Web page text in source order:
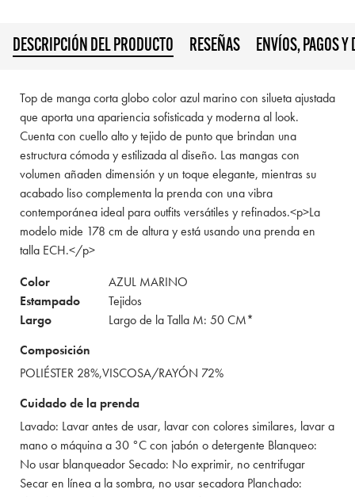
DESCRIPCIÓN DEL PRODUCTO RESEÑAS ENVÍOS, PAGOS Y
Top de manga corta globo color azul marino con silueta ajustada
que aporta una apariencia sofisticada y moderna al look.
Cuenta con cuello alto y tejido de punto que brindan una
estructura cómoda y estilizada al diseño. Las mangas con
volumen añaden dimensión y un toque elegante, mientras su
acabado liso complementa la prenda con una vibra
contemporánea ideal para outfits versátiles y refinados.<p>La
modelo mide 178 cm de altura y está usando una prenda en
talla ECH.</p>
Color
AZUL MARINO
Estampado
Tejidos
Largo
Largo de la Talla M: 50 CM*
Composición
POLIÉSTER 28%,VISCOSA/RAYÓN 72%
Cuidado de la prenda
Lavado: Lavar antes de usar, lavar con colores similares, lavar a
mano o máquina a 30 °C con jabón o detergente Blanqueo:
No usar blanqueador Secado: No exprimir, no centrifugar
Secar en línea a la sombra, no usar secadora Planchado: